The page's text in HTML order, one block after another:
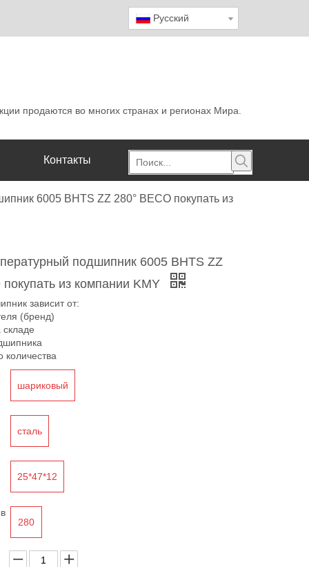
Pусский
продаются во многих странах и регионах Мира.
Контакты
6005 BHTS ZZ 280° BECO покупать из
подшипник 6005 BHTS ZZ
покупать из компании KMY
зависит от:
(бренд)
количества
шариковый
сталь
25*47*12
280